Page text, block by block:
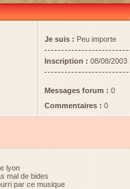
Je suis : Peu importe
Inscription : 08/08/2003
Messages forum : 0
Commentaires : 0
lyon
mal de bides
par ce musique